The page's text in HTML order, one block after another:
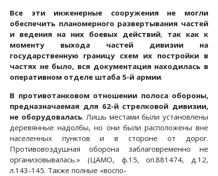
Все эти инженерные сооружения не могли
обеспечить планомерного развертывания частей
и ведения на них боевых действий, так как к
моменту выхода частей дивизии на
государственную границу схем их постройки в
частях не было, вся документация находилась в
оперативном отделе штаба 5-й армии.
В противотанковом отношении полоса обороны,
предназначаемая для 62-й стрелковой дивизии,
не оборудовалась. Лишь местами были установлены
деревянные надолбы, но они были расположены вне
населенных пунктов и в стороне от дорог.
Противовоздушная оборона заблаговременно не
организовывалась.» (ЦАМО, ф.15, оп.881474, д.12,
л.143-145. Также полные «воспо-